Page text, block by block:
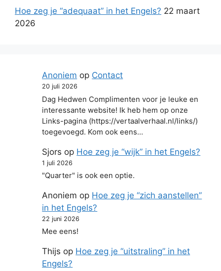
Hoe zeg je “adequaat” in het Engels? 22 maart
2026
Anoniem op Contact
20 juli 2026
Dag Hedwen Complimenten voor je leuke en
interessante website! Ik heb hem op onze
Links-pagina (https://vertaalverhaal.nl/links/)
toegevoegd. Kom ook eens…
Sjors op Hoe zeg je “wijk” in het Engels?
1 juli 2026
"Quarter" is ook een optie.
Anoniem op Hoe zeg je “zich aanstellen”
in het Engels?
22 juni 2026
Mee eens!
Thijs op Hoe zeg je “uitstraling” in het
Engels?